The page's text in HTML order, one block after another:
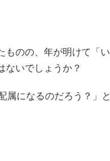
ものの、年が明けて「い
ないでしょうか？
属になるのだろう？」と